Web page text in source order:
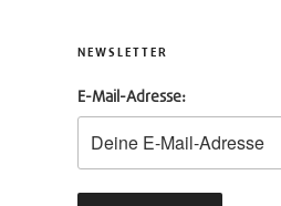
NEWSLETTER
E-Mail-Adresse: